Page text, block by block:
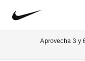
Aprovecha 3 y